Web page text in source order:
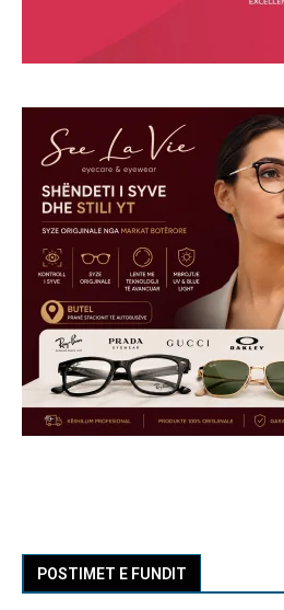
POSTIMET E FUNDIT